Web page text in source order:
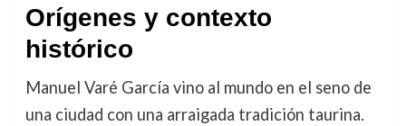
Orígenes y contexto
histórico
Manuel Varé García vino al mundo en el seno de
una ciudad con una arraigada tradición taurina.